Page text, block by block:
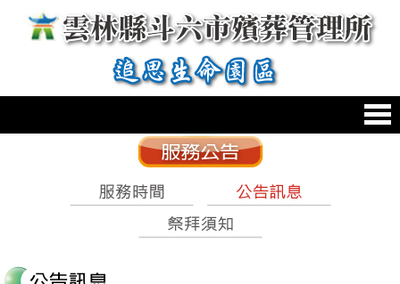
跳到主要內容區塊